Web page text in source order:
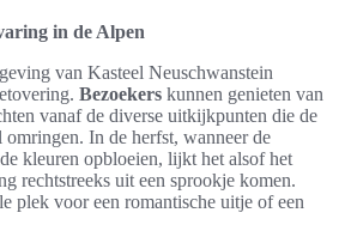
in de Alpen
van Kasteel Neuschwanstein
Bezoekers kunnen genieten van
vanaf de diverse uitkijkpunten die de
In de herfst, wanneer de
kleuren opbloeien, lijkt het alsof het
rechtstreeks uit een sprookje komen.
plek voor een romantische uitje of een